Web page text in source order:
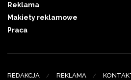
Reklama
Makiety reklamowe
Praca
REDAKCJA REKLAMA